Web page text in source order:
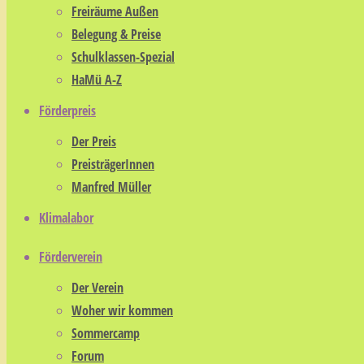
Freiräume Außen
Belegung & Preise
Schulklassen-Spezial
HaMü A-Z
Förderpreis
Der Preis
PreisträgerInnen
Manfred Müller
Klimalabor
Förderverein
Der Verein
Woher wir kommen
Sommercamp
Forum
markiert
Kommentar
*
Website